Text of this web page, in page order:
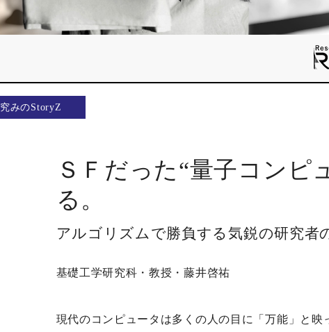
究みのStoryZ
ＳＦだった“量子コンピ
る。
アルゴリズムで勝負する気鋭の研究者
基礎工学研究科・教授・藤井啓祐
現代のコンピュータは多くの人の目に「万能」と